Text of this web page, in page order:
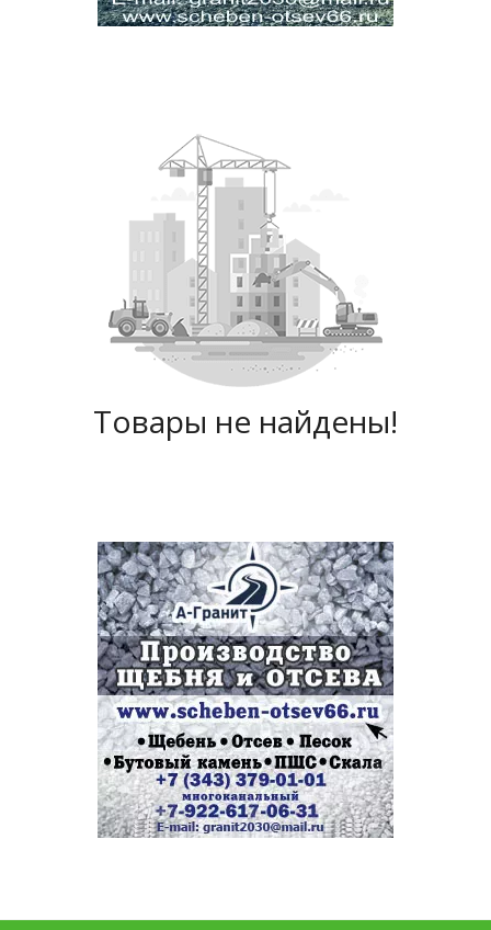
Товары не найдены!